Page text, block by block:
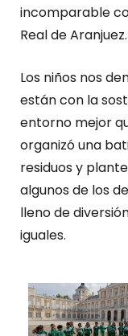
incomparable
Real de Aranjuez.
Los niños nos
están con la
entorno mejor
organizó una
residuos y
algunos de los
lleno de
iguales.